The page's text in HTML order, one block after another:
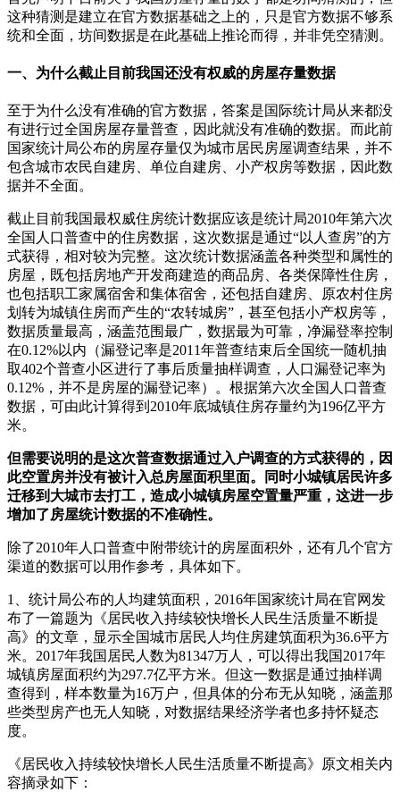
这种猜测是建立在官方数据基础之上的，只是官方数据不够系
统和全面，坊间数据是在此基础上推论而得，并非凭空猜测。
一、为什么截止目前我国还没有权威的房屋存量数据
至于为什么没有准确的官方数据，答案是国际统计局从来都没
有进行过全国房屋存量普查，因此就没有准确的数据。而此前
国家统计局公布的房屋存量仅为城市居民房屋调查结果，并不
包含城市农民自建房、单位自建房、小产权房等数据，因此数
据并不全面。
截止目前我国最权威住房统计数据应该是统计局2010年第六次
全国人口普查中的住房数据，这次数据是通过“以人查房”的方
式获得，相对较为完整。这次统计数据涵盖各种类型和属性的
房屋，既包括房地产开发商建造的商品房、各类保障性住房，
也包括职工家属宿舍和集体宿舍，还包括自建房、原农村住房
划转为城镇住房而产生的“农转城房”，甚至包括小产权房等，
数据质量最高，涵盖范围最广，数据最为可靠，净漏登率控制
在0.12%以内（漏登记率是2011年普查结束后全国统一随机抽
取402个普查小区进行了事后质量抽样调查，人口漏登记率为
0.12%，并不是房屋的漏登记率）。根据第六次全国人口普查
数据，可由此计算得到2010年底城镇住房存量约为196亿平方
米。
但需要说明的是这次普查数据通过入户调查的方式获得的，因
此空置房并没有被计入总房屋面积里面。同时小城镇居民许多
迁移到大城市去打工，造成小城镇房屋空置量严重，这进一步
增加了房屋统计数据的不准确性。
除了2010年人口普查中附带统计的房屋面积外，还有几个官方
渠道的数据可以用作参考，具体如下。
1、统计局公布的人均建筑面积，2016年国家统计局在官网发
布了一篇题为《居民收入持续较快增长人民生活质量不断提
高》的文章，显示全国城市居民人均住房建筑面积为36.6平方
米。2017年我国居民人数为81347万人，可以得出我国2017年
城镇房屋面积约为297.7亿平方米。但这一数据是通过抽样调
查得到，样本数量为16万户，但具体的分布无从知晓，涵盖那
些类型房产也无人知晓，对数据结果经济学者也多持怀疑态
度。
《居民收入持续较快增长人民生活质量不断提高》原文相关内
容摘录如下：